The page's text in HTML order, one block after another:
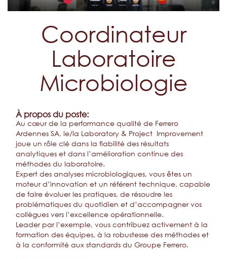
Coordinateur
Laboratoire
Microbiologie
À propos du poste:
Au cœur de la performance qualité de Ferrero
Ardennes SA, le/la Laboratory & Project Improvement
joue un rôle clé dans la fiabilité des résultats
analytiques et dans l’amélioration continue des
méthodes du laboratoire.
Expert des analyses microbiologiques, vous êtes un
moteur d’innovation et un référent technique, capable
de faire évoluer les pratiques, de résoudre les
problématiques du quotidien et d’accompagner vos
collègues vers l’excellence opérationnelle.
Leader par l’exemple, vous contribuez activement à la
formation des équipes, à la robustesse des méthodes et
à la conformité aux standards du Groupe Ferrero.